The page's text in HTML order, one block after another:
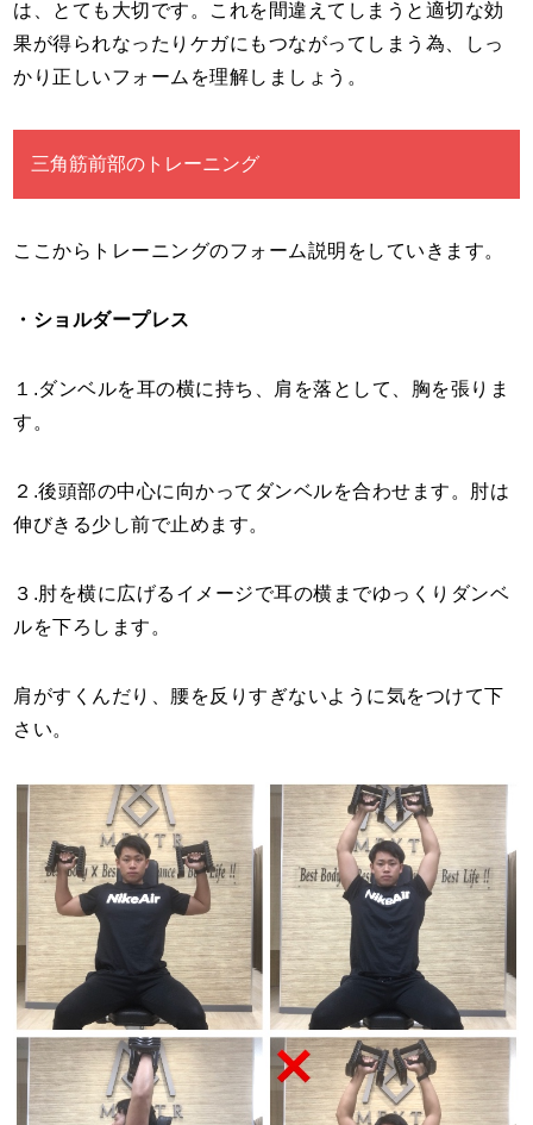
は、とても大切です。これを間違えてしまうと適切な効
果が得られなったりケガにもつながってしまう為、しっ
かり正しいフォームを理解しましょう。
三角筋前部のトレーニング
ここからトレーニングのフォーム説明をしていきます。
・ショルダープレス
１.ダンベルを耳の横に持ち、肩を落として、胸を張りま
す。
２.後頭部の中心に向かってダンベルを合わせます。肘は
伸びきる少し前で止めます。
３.肘を横に広げるイメージで耳の横までゆっくりダンベ
ルを下ろします。
肩がすくんだり、腰を反りすぎないように気をつけて下
さい。